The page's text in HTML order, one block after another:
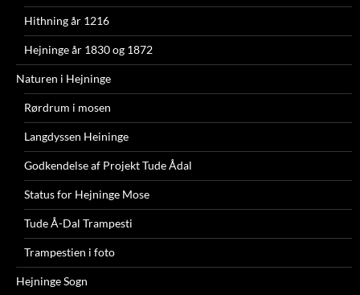
Hithning år 1216
Hejninge år 1830 og 1872
Naturen i Hejninge
Rørdrum i mosen
Langdyssen Heininge
Godkendelse af Projekt Tude Ådal
Status for Hejninge Mose
Tude Å-Dal Trampesti
Trampestien i foto
Hejninge Sogn